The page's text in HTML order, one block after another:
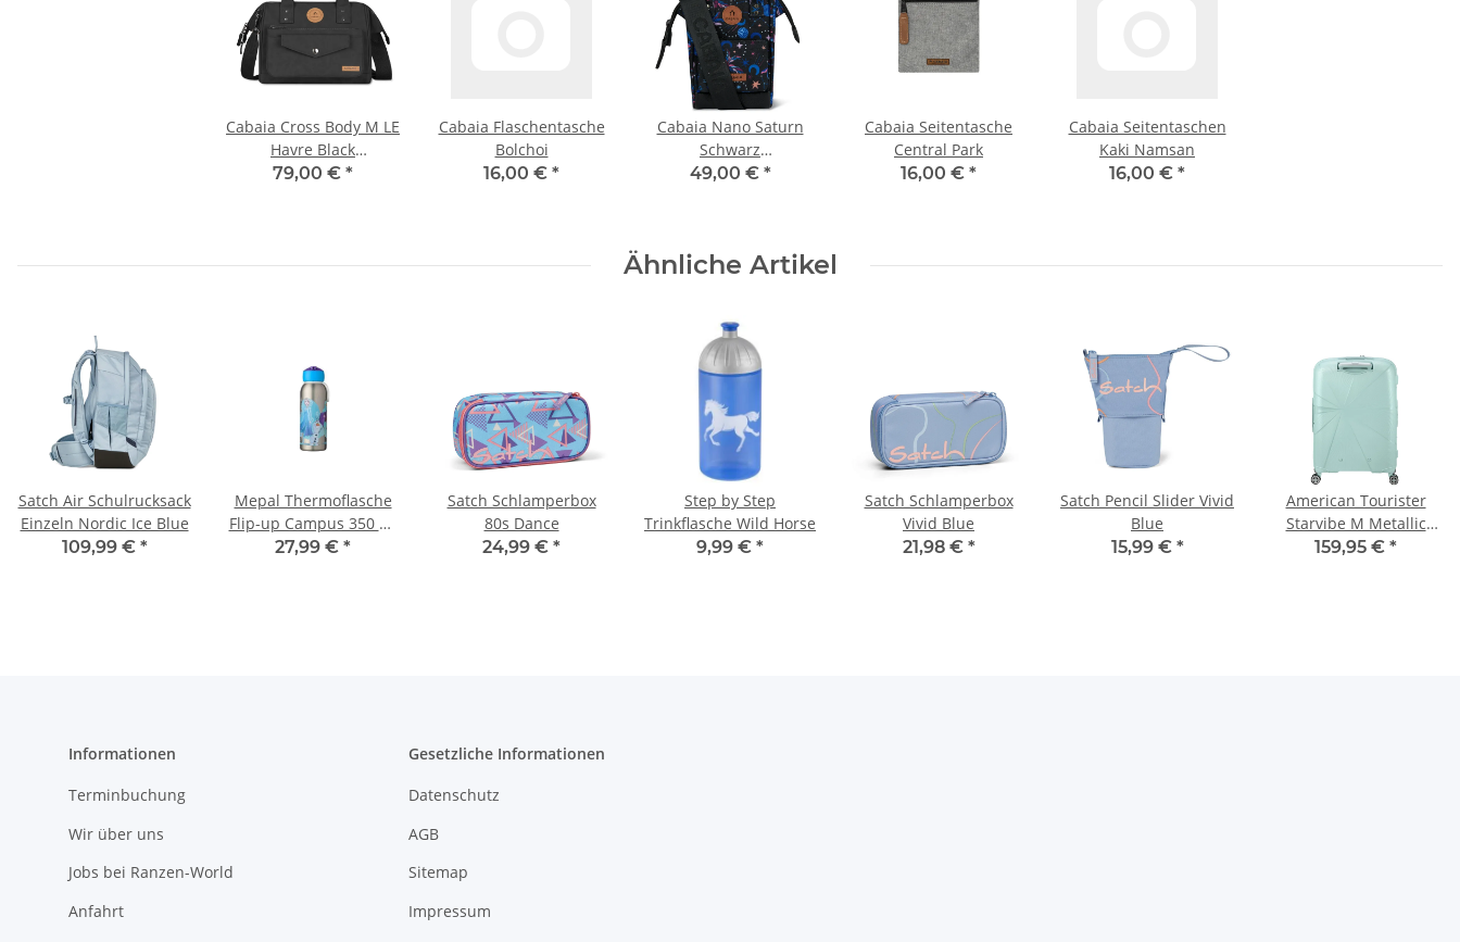
Cabaia Cross Body M LE
Havre Black
Umhängetasche
79,00 € *
Cabaia Flaschentasche
Bolchoi
16,00 € *
Cabaia Nano Saturn
Schwarz
Umhängetasche
49,00 € *
Cabaia Seitentasche
Central Park
16,00 € *
Cabaia Seitentaschen
Kaki Namsan
16,00 € *
Ähnliche Artikel
Satch Air Schulrucksack
Einzeln Nordic Ice Blue
109,99 € *
Mepal Thermoflasche
Flip-up Campus 350 ml
- Frozen 2
27,99 € *
Satch Schlamperbox
80s Dance
24,99 € *
Step by Step
Trinkflasche Wild Horse
9,99 € *
Satch Schlamperbox
Vivid Blue
21,98 € *
Satch Pencil Slider Vivid
Blue
15,99 € *
American Tourister
Starvibe M Metallic
Surf Blue Koffer
159,95 € *
Informationen
Terminbuchung
Wir über uns
Jobs bei Ranzen-World
Anfahrt
Gesetzliche Informationen
Datenschutz
AGB
Sitemap
Impressum